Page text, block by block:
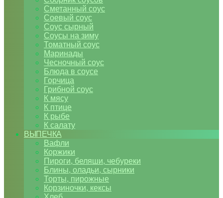
Сметанный соус
Соевый соус
Соус сырный
Соусы на зиму
Томатный соус
Маринады
Чесночный соус
Блюда в соусе
Горчица
Грибной соус
К мясу
К птице
К рыбе
К салату
ВЫПЕЧКА
Вафли
Коржики
Пироги, беляши, чебуреки
Блины, оладьи, сырники
Торты, пирожные
Корзиночки, кексы